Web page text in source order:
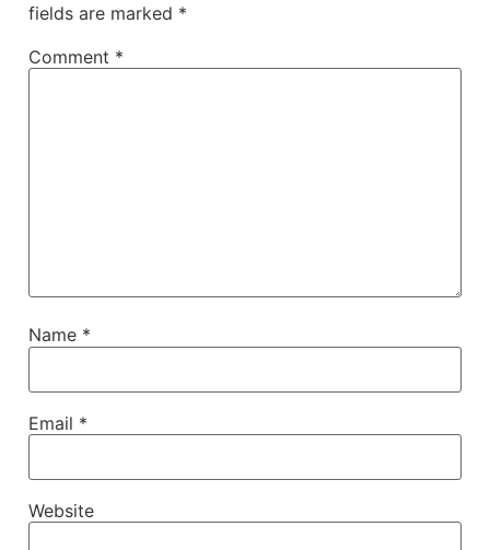
fields are marked *
Comment *
Name *
Email *
Website